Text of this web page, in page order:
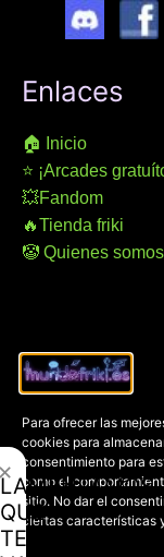
Para ofrecer las
cookies para
consentimiento para
como el
sitio. No dar el
ciertas características
Enlaces
🏠 Inicio
⭐ ¡Arcades
💥Fandom
🔥Tienda friki
🤡 Quienes somos
Contacto
Dirección:
100% online
Manresa (08241),
Chat Whatsapp
LAMENTAMOS
QUE
TE